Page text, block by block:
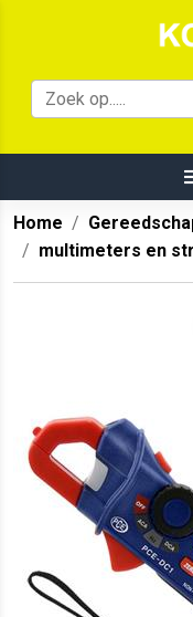
Home
multimeters en